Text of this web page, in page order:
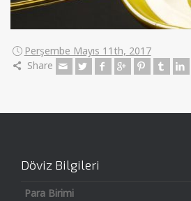
Perşembe Mayıs 11th, 2017
Share
Döviz Bilgileri
Para Birimi